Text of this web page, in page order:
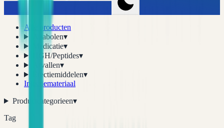
Alle producten
Anabolen▾
Medicatie▾
HGH/Peptides▾
Afvallen▾
Erectiemiddelen▾
Injectiemateriaal
Productcategorieen▾
Tag